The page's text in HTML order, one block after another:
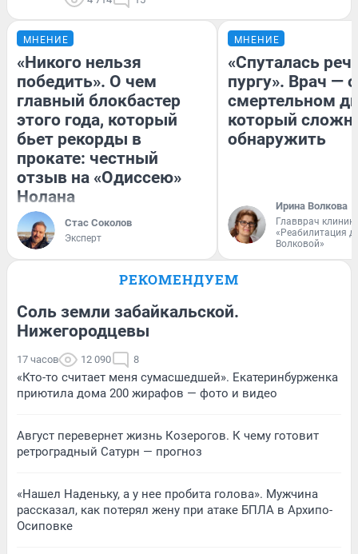
МНЕНИЕ
«Никого нельзя
победить». О чем
главный блокбастер
этого года, который
бьет рекорды в
прокате: честный
отзыв на «Одиссею»
Нолана
Стас Соколов
Эксперт
МНЕНИЕ
«Спуталась
пургу». Врач — о
смертельном
который
обнаружить
Ирина Волкова
Главврач
«Реабилитация
Волковой»
РЕКОМЕНДУЕМ
Соль земли забайкальской.
Нижегородцевы
17 часов 12 090 8
«Кто-то считает меня сумасшедшей». Екатеринбурженка
приютила дома 200 жирафов — фото и видео
Август перевернет жизнь Козерогов. К чему готовит
ретроградный Сатурн — прогноз
«Нашел Наденьку, а у нее пробита голова». Мужчина
рассказал, как потерял жену при атаке БПЛА в Архипо-
Осиповке